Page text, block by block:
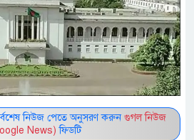
নিউজ পেতে অনুসরণ করুন গুগল নিউজ
News) ফিডটি